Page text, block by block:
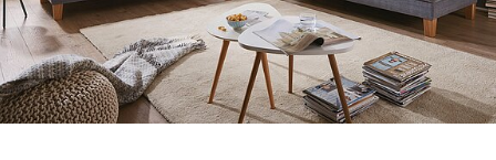
Polstermaterialien
Autohimmelstoffe